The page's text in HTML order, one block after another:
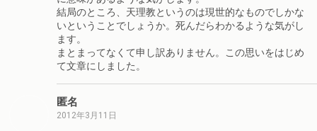
結局のところ、天理教というのは現世的なものでしかな
いということでしょうか。死んだらわかるような気がし
ます。
まとまってなくて申し訳ありません。この思いをはじめ
て文章にしました。
匿名
2012年3月11日